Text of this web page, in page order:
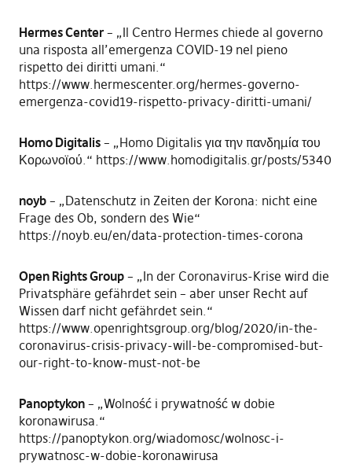
Hermes Center– „Il Centro Hermes chiede al governo
una risposta all’emergenza COVID-19 nel pieno
rispetto dei diritti umani.“
https://www.hermescenter.org/hermes-governo-
emergenza-covid19-rispetto-privacy-diritti-umani/
Homo Digitalis– „Homo Digitalis για την πανδημία του
Κορωνοϊού.“ https://www.homodigitalis.gr/posts/5340
noyb– „Datenschutz in Zeiten der Korona: nicht eine
Frage des Ob, sondern des Wie“
https://noyb.eu/en/data-protection-times-corona
Open Rights Group– „In der Coronavirus-Krise wird die
Privatsphäre gefährdet sein – aber unser Recht auf
Wissen darf nicht gefährdet sein.“
https://www.openrightsgroup.org/blog/2020/in-the-
coronavirus-crisis-privacy-will-be-compromised-but-
our-right-to-know-must-not-be
Panoptykon– „Wolność i prywatność w dobie
koronawirusa.“
https://panoptykon.org/wiadomosc/wolnosc-i-
prywatnosc-w-dobie-koronawirusa